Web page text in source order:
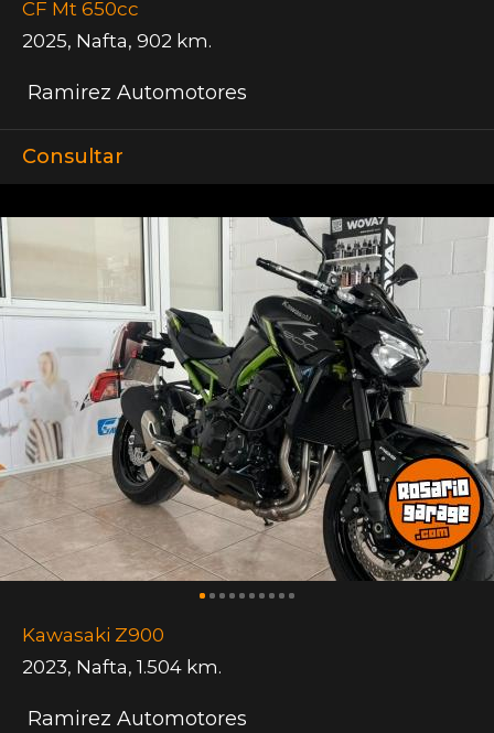
CF Mt 650cc
2025, Nafta, 902 km.
Ramirez Automotores
Consultar
Kawasaki Z900
2023, Nafta, 1.504 km.
Ramirez Automotores